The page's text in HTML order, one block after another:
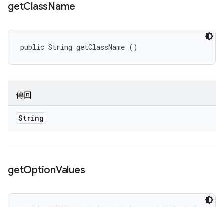
getClassName
public String getClassName ()
傳回
String
getOptionValues